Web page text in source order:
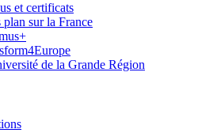
et certificats
plan sur la France
de la Grande Région